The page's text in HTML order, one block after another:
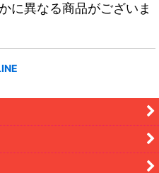
に異なる商品がございま